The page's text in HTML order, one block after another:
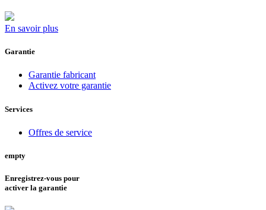
En savoir plus
Garantie
Garantie fabricant
Activez votre garantie
Services
Offres de service
empty
Enregistrez-vous pour
activer la garantie